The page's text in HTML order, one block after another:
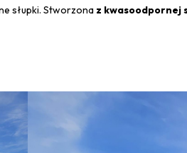
słupki. Stworzona z kwasoodpornej